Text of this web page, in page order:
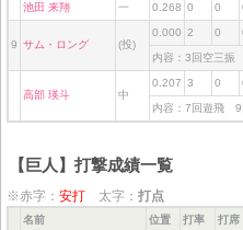
池田 来翔 一 0.268 0 0
9 サム・ロング (投)
0.000 2 0
内容：3回空三
高部 瑛斗 中
0.207 3 0
内容：7回遊飛
【巨人】打撃成績一覧
※赤字： 安打 太字： 打点
名前 位置 打率 打席